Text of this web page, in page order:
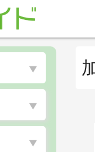
▼
▼
▼